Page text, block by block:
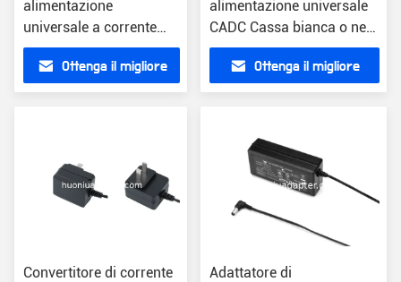
alimentazione
universale a corrente
alternata e continua
singolo articolo
US/EU/UK/AU Tipo di
Ottenga il migliore
alimentazione universale
CADC Cassa bianca o nera
US/EU/UK/AU
Ottenga il migliore
Convertitore di corrente
Adattatore di